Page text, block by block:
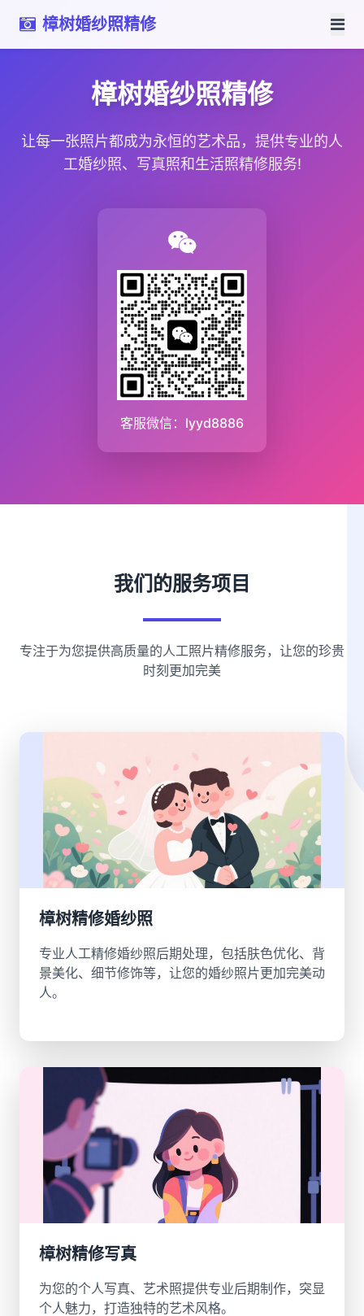
樟树婚纱照精修
樟树婚纱照精修
让每一张照片都成为永恒的艺术品，提供专业的人
工婚纱照、写真照和生活照精修服务!
客服微信：lyyd8886
我们的服务项目
专注于为您提供高质量的人工照片精修服务，让您的珍贵
时刻更加完美
樟树精修婚纱照
专业人工精修婚纱照后期处理，包括肤色优化、背
景美化、细节修饰等，让您的婚纱照片更加完美动
人。
樟树精修写真
为您的个人写真、艺术照提供专业后期制作，突显
个人魅力，打造独特的艺术风格。